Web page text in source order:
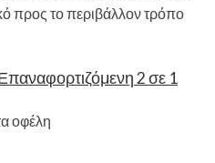
προς το περιβάλλον τρόπο
2 σε 1
οφέλη